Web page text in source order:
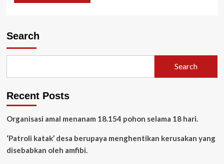
Search
Search
Recent Posts
Organisasi amal menanam 18.154 pohon selama 18 hari.
‘Patroli katak’ desa berupaya menghentikan kerusakan yang
disebabkan oleh amfibi.